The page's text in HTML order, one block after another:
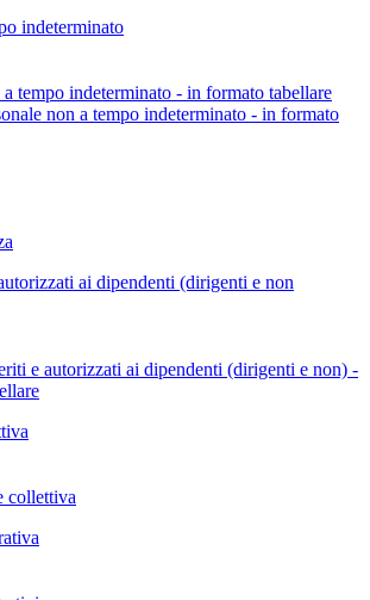
indeterminato
a tempo indeterminato - in formato tabellare
non a tempo indeterminato - in formato
ai dipendenti (dirigenti e non
e autorizzati ai dipendenti (dirigenti e non) -
collettiva